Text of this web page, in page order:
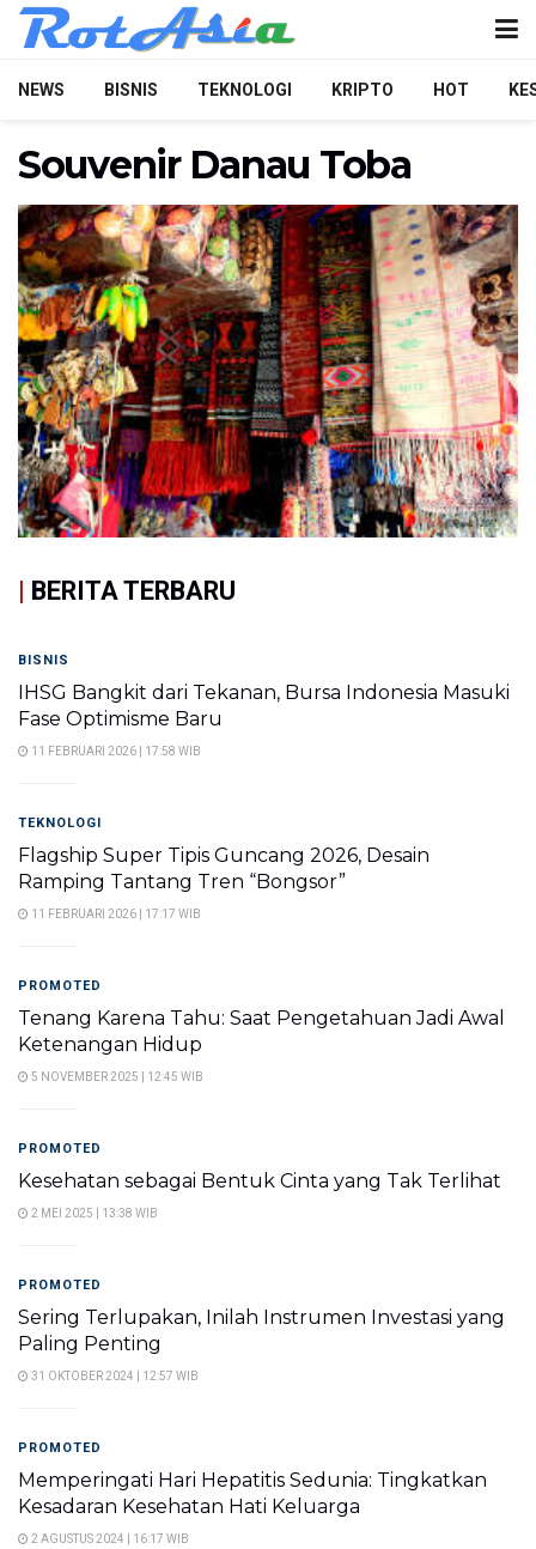
NEWS BISNIS TEKNOLOGI KRIPTO HOT
Souvenir Danau Toba
| BERITA TERBARU
BISNIS
IHSG Bangkit dari Tekanan, Bursa Indonesia Masuki
Fase Optimisme Baru
11 FEBRUARI 2026 | 17:58 WIB
TEKNOLOGI
Flagship Super Tipis Guncang 2026, Desain
Ramping Tantang Tren “Bongsor”
11 FEBRUARI 2026 | 17:17 WIB
PROMOTED
Tenang Karena Tahu: Saat Pengetahuan Jadi Awal
Ketenangan Hidup
5 NOVEMBER 2025 | 12:45 WIB
PROMOTED
Kesehatan sebagai Bentuk Cinta yang Tak Terlihat
2 MEI 2025 | 13:38 WIB
PROMOTED
Sering Terlupakan, Inilah Instrumen Investasi yang
Paling Penting
31 OKTOBER 2024 | 12:57 WIB
PROMOTED
Memperingati Hari Hepatitis Sedunia: Tingkatkan
Kesadaran Kesehatan Hati Keluarga
2 AGUSTUS 2024 | 16:17 WIB